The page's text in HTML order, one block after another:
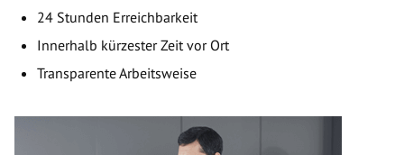
24 Stunden Erreichbarkeit
Innerhalb kürzester Zeit vor Ort
Transparente Arbeitsweise